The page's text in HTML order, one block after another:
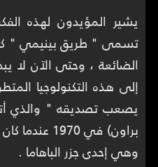
يشير المؤيدون لهذه
تسمى " طريق بينيمي "
الضائعة ، وحتى الآن لا
إلى هذه التكنولوجيا
يصعب تصديقه " والذي
براون) في
وهي إحدى جزر الباهاما .